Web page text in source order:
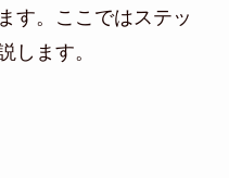
す。ここではステッ
します。